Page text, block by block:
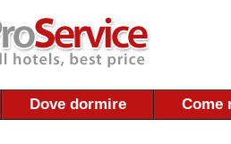
Dove dormire Come